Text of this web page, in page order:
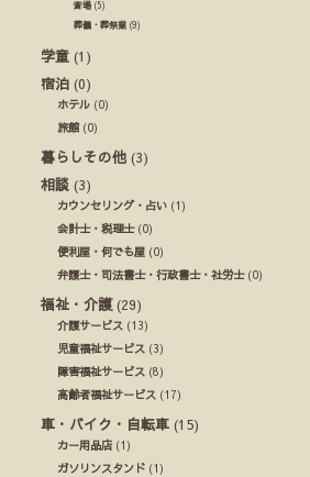
斎場(5)
葬儀・葬祭業 (9)
学童 (1)
宿泊 (0)
ホテル (0)
旅館 (0)
暮らしその他 (3)
相談 (3)
カウンセリング・占い (1)
会計士・税理士(0)
便利屋・何でも屋 (0)
弁護士・司法書士・行政書士・社労士(0)
福祉・介護(29)
介護サービス (13)
児童福祉サービス (3)
障害福祉サービス (8)
高齢者福祉サービス (17)
車・バイク・自転車 (15)
カー用品店 (1)
ガソリンスタンド (1)